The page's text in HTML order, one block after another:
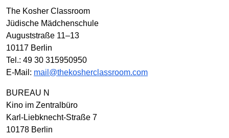
The Kosher Classroom
Jüdische Mädchenschule
Auguststraße 11–13
10117 Berlin
Tel.: 49 30 315950950
E-Mail: mail@thekosherclassroom.com
BUREAU N
Kino im Zentralbüro
Karl-Liebknecht-Straße 7
10178 Berlin